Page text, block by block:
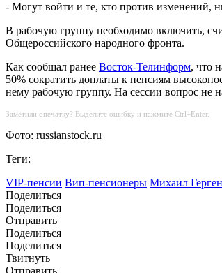
- Могут войти и те, кто против изменений,
В рабочую группу необходимо включить,
Общероссийского народного фронта.
Как сообщал ранее Восток-Телинформ, что
50% сократить доплаты к пенсиям
нему рабочую группу. На сессии вопрос не
Заметили опечатку? Выделите ошибку и нажмите Ctrl+Enter.
Фото: russianstock.ru
Теги:
VIP-пенсии Вип-пенсионеры Михаил
Поделиться
Поделиться
Отправить
Поделиться
Поделиться
Твитнуть